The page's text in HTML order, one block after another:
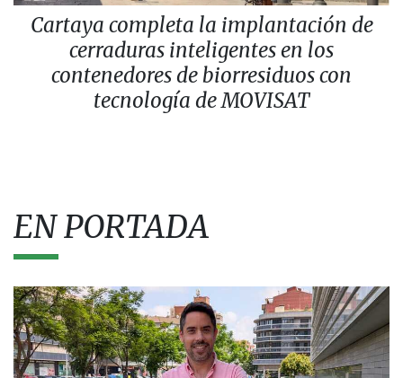
Cartaya completa la implantación de
cerraduras inteligentes en los
contenedores de biorresiduos con
tecnología de MOVISAT
EN PORTADA